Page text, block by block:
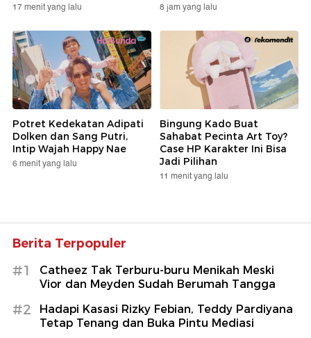
17 menit yang lalu 8 jam yang lalu
Potret Kedekatan Adipati
Dolken dan Sang Putri,
Intip Wajah Happy Nae
6 menit yang lalu
Bingung Kado Buat
Sahabat Pecinta Art Toy?
Case HP Karakter Ini Bisa
Jadi Pilihan
11 menit yang lalu
Berita Terpopuler
#1
Catheez Tak Terburu-buru Menikah Meski
Vior dan Meyden Sudah Berumah Tangga
#2
Hadapi Kasasi Rizky Febian, Teddy Pardiyana
Tetap Tenang dan Buka Pintu Mediasi